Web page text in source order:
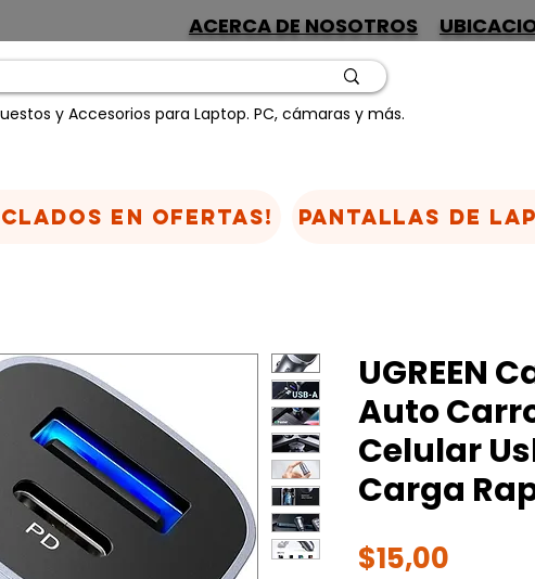
ACERCA DE NOSOTROS
y Accesorios para Laptop. PC, cámaras y más.
UGREEN
Auto
Celular
Carga
$15,00
EN OFERTAS! Pantallas de